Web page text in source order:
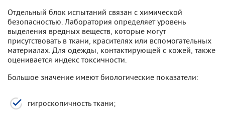
Отдельный блок испытаний связан с химической
безопасностью. Лаборатория определяет уровень
выделения вредных веществ, которые могут
присутствовать в ткани, красителях или вспомогательных
материалах. Для одежды, контактирующей с кожей, также
оценивается индекс токсичности.
Большое значение имеют биологические показатели:
гигроскопичность ткани;